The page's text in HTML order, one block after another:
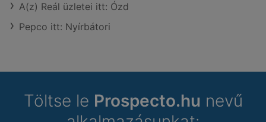
A(z) Reál üzletei itt: Ózd
Pepco itt: Nyírbátori
Töltse le Prospecto.hu nevű